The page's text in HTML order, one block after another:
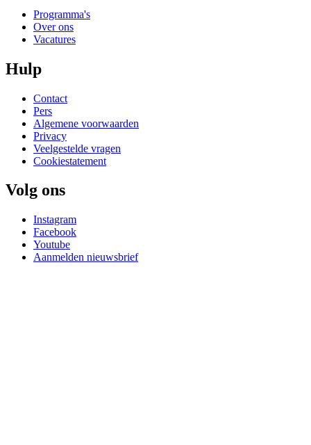
Programma's
Over ons
Vacatures
Hulp
Contact
Pers
Algemene voorwaarden
Privacy
Veelgestelde vragen
Cookiestatement
Volg ons
Instagram
Facebook
Youtube
Aanmelden nieuwsbrief